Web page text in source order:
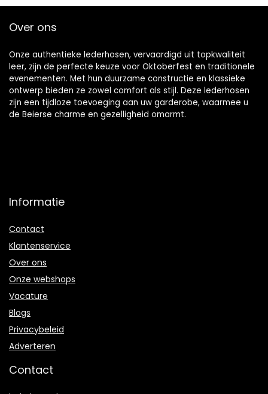
Over ons
Onze authentieke lederhosen, vervaardigd uit topkwaliteit
leer, zijn de perfecte keuze voor Oktoberfest en traditionele
evenementen. Met hun duurzame constructie en klassieke
ontwerp bieden ze zowel comfort als stijl. Deze lederhosen
zijn een tijdloze toevoeging aan uw garderobe, waarmee u
de Beierse charme en gezelligheid omarmt.
Informatie
Contact
Klantenservice
Over ons
Onze webshops
Vacature
Blogs
Privacybeleid
Adverteren
Contact